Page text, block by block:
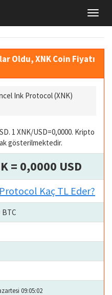
Oldu, XNK Coin Fiyatı
Ink Protocol (XNK)
1 XNK/USD=0,0000. Kripto
gösterilmektedir.
= 0,0000 USD
Kaç TL Eder?
BTC
09:05:02